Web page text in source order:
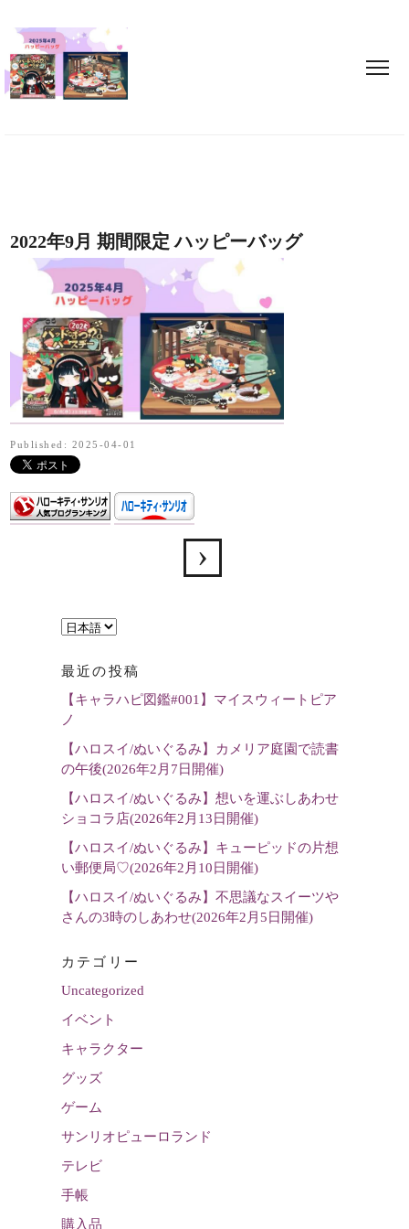
2022年9月 期間限定 ハッピーバッグ
Published: 2025-04-01
言
を
選
最近の投稿
【キャラハピ図鑑#001】マイスウィートピア
ノ
【ハロスイ/ぬいぐるみ】カメリア庭園で読書
の午後(2026年2月7日開催)
【ハロスイ/ぬいぐるみ】想いを運ぶしあわせ
ショコラ店(2026年2月13日開催)
【ハロスイ/ぬいぐるみ】キューピッドの片想
い郵便局♡(2026年2月10日開催)
【ハロスイ/ぬいぐるみ】不思議なスイーツや
さんの3時のしあわせ(2026年2月5日開催)
カテゴリー
Uncategorized
イベント
キャラクター
グッズ
ゲーム
サンリオピューロランド
テレビ
手帳
購入品